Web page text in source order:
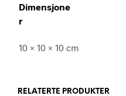
Dimensjone
r
10 × 10 × 10 cm
RELATERTE PRODUKTER